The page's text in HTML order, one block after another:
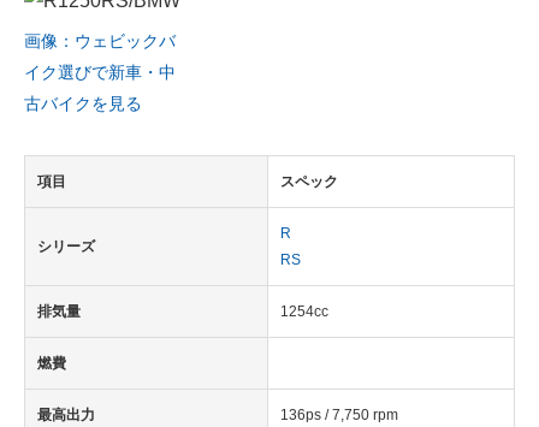
画像：ウェビックバ
イク選びで新車・中
古バイクを見る
項目 スペック
シリーズ
R
RS
排気量 1254cc
燃費
最高出力 136ps / 7,750 rpm